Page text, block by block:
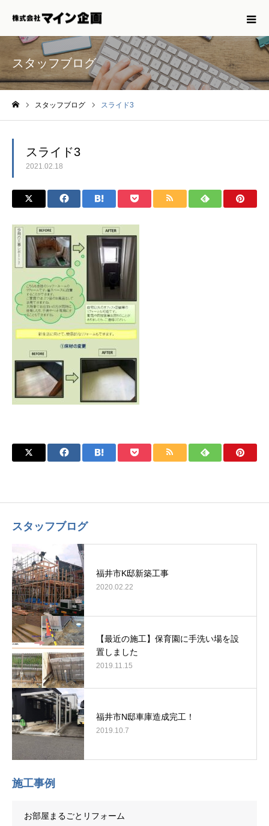
スタッフブログ
スタッフブログ スライド3
スライド3
2021.02.18
スタッフブログ
福井市K邸新築工事
2020.02.22
【最近の施工】保育園に手洗い場を設
置しました
2019.11.15
福井市N邸車庫造成完工！
2019.10.7
施工事例
お部屋まるごとリフォーム